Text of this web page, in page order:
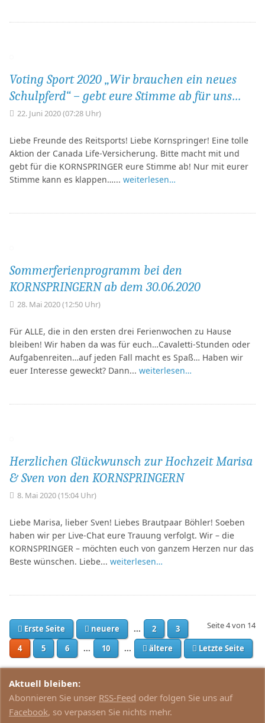
Voting Sport 2020 „Wir brauchen ein neues
Schulpferd“ – gebt eure Stimme ab für uns…
22. Juni 2020 (07:28 Uhr)
Liebe Freunde des Reitsports! Liebe Kornspringer! Eine tolle
Aktion der Canada Life-Versicherung. Bitte macht mit und
gebt für die KORNSPRINGER eure Stimme ab! Nur mit eurer
Stimme kann es klappen…... weiterlesen…
Sommerferienprogramm bei den
KORNSPRINGERN ab dem 30.06.2020
28. Mai 2020 (12:50 Uhr)
Für ALLE, die in den ersten drei Ferienwochen zu Hause
bleiben! Wir haben da was für euch…Cavaletti-Stunden oder
Aufgabenreiten…auf jeden Fall macht es Spaß… Haben wir
euer Interesse geweckt? Dann... weiterlesen…
Herzlichen Glückwunsch zur Hochzeit Marisa
& Sven von den KORNSPRINGERN
8. Mai 2020 (15:04 Uhr)
Liebe Marisa, lieber Sven! Liebes Brautpaar Böhler! Soeben
haben wir per Live-Chat eure Trauung verfolgt. Wir – die
KORNSPRINGER – möchten euch von ganzem Herzen nur das
Beste wünschen. Liebe... weiterlesen…
Seite 4 von 14
Erste Seite neuere ... 2
3
4
5 6 ... 10 ... ältere Letzte Seite
Aktuell bleiben:
Abonnieren Sie unser RSS-Feed oder folgen Sie uns auf
Facebook, so verpassen Sie nichts mehr.